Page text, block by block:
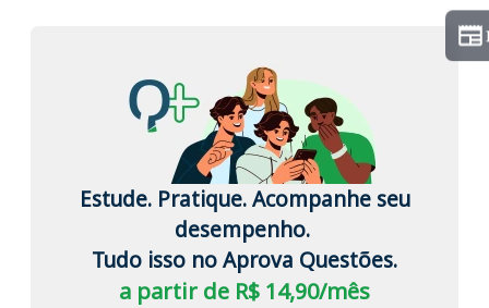
Estude. Pratique. Acompanhe seu
desempenho.
Tudo isso no Aprova Questões.
a partir de R$ 14,90/mês